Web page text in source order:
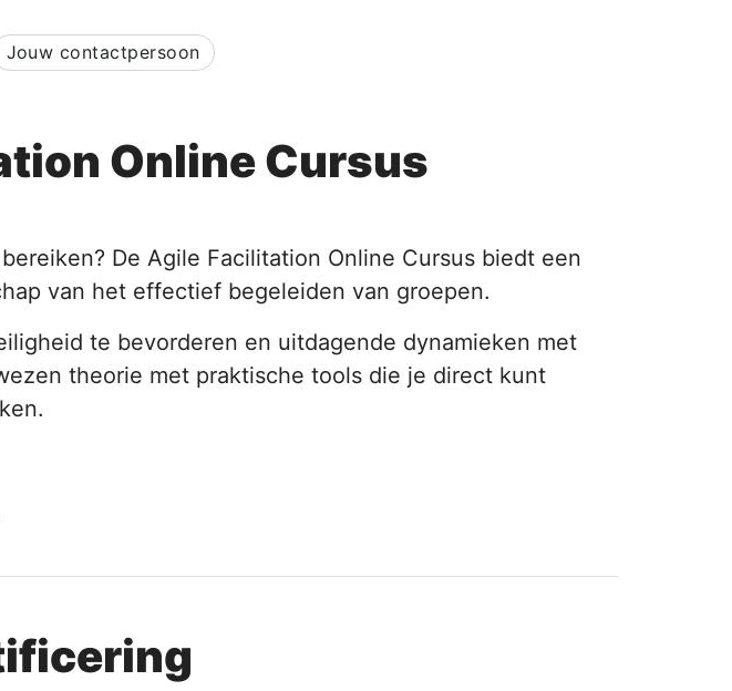
Jouw contactpersoon
Online Cursus
De Agile Facilitation Online Cursus biedt een
van het effectief begeleiden van groepen.
te bevorderen en uitdagende dynamieken met
theorie met praktische tools die je direct kunt